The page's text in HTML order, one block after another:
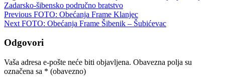
Zadarsko-šibensko područno bratstvo
Navigacija
objava
Previous FOTO: Obećanja Frame Klanjec
Next FOTO: Obećanja Frame Šibenik – Šubićevac
Odgovori
Vaša adresa e-pošte neće biti objavljena. Obavezna polja su
označena sa * (obavezno)